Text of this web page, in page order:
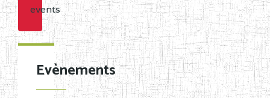
events
Evènements